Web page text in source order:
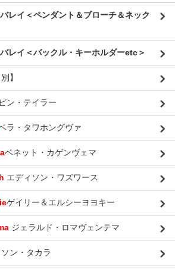
レイ＜ペンダント＆ブローチ＆ネック
レイ＜バックル・キーホルダーetc＞
】
ン・テイラー
ラ・タワホングヴァ
ベネット・カゲンヴェマ
エディソン・ワズワース
ゲイリー＆エルシーヨヨキー
ジェラルド・ロマヴェンテマ
ン・タカラ